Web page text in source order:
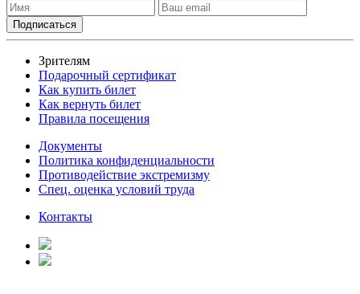
Зрителям
Подарочный сертификат
Как купить билет
Как вернуть билет
Правила посещения
Документы
Политика конфиденциальности
Противодействие экстремизму
Спец. оценка условий труда
Контакты